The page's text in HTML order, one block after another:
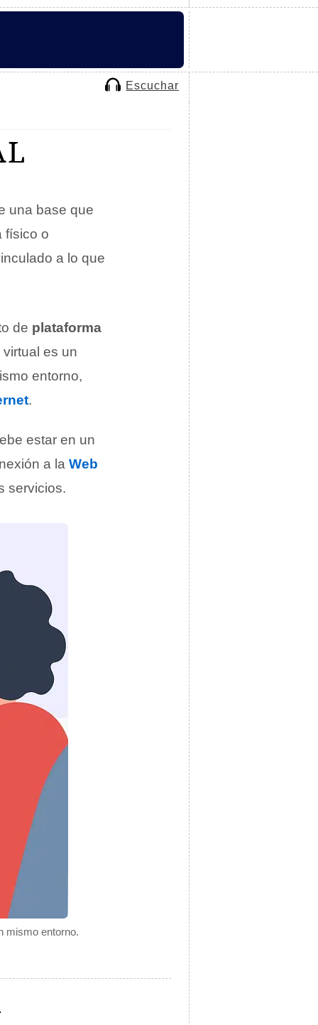
Escuchar
mismo entorno.
una base que
físico o
a lo que
de plataforma
es un
entorno,
.
estar en un
a la Web
servicios.